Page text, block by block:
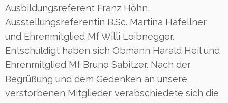
Ausbildungsreferent Franz Höhn,
Ausstellungsreferentin B.Sc. Martina Hafellner
und Ehrenmitglied Mf Willi Loibnegger.
Entschuldigt haben sich Obmann Harald Heil und
Ehrenmitglied Mf Bruno Sabitzer. Nach der
Begrüßung und dem Gedenken an unsere
verstorbenen Mitglieder verabschiedete sich die